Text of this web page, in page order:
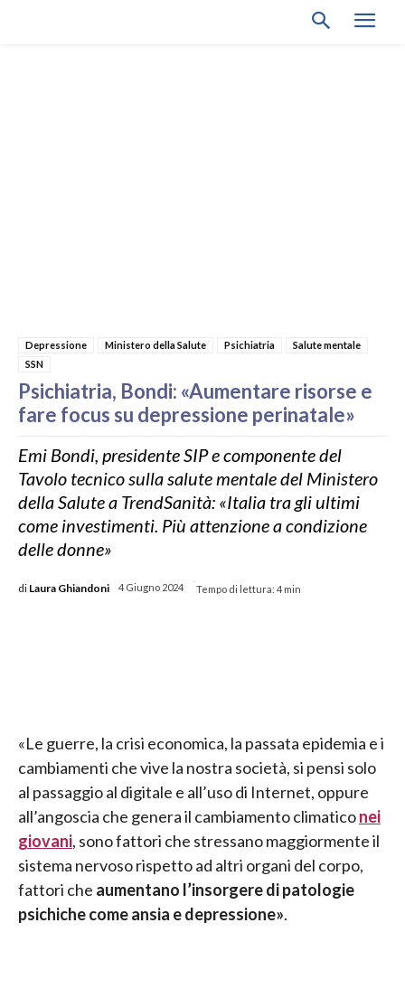
Depressione Ministero della Salute Psichiatria
Salute mentale
SSN
Psichiatria, Bondi: «Aumentare risorse e
fare focus su depressione perinatale»
Emi Bondi, presidente SIP e componente del
Tavolo tecnico sulla salute mentale del Ministero
della Salute a TrendSanità: «Italia tra gli ultimi
come investimenti. Più attenzione a condizione
delle donne»
di Laura Ghiandoni 4 Giugno 2024
-
Tempo di lettura: 4 min
«Le guerre, la crisi economica, la passata epidemia e i
cambiamenti che vive la nostra società, si pensi solo
al passaggio al digitale e all’uso di Internet, oppure
all’angoscia che genera il cambiamento climaticonei
giovani, sono fattori che stressano maggiormente il
sistema nervoso rispetto ad altri organi del corpo,
fattori che aumentano l’insorgere di patologie
psichiche come ansia e depressione».